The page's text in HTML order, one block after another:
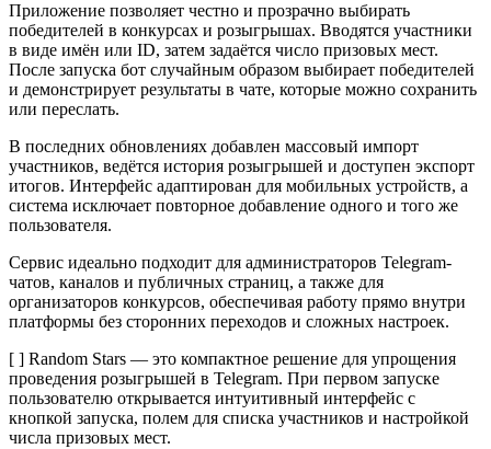
Приложение позволяет честно и прозрачно выбирать
победителей в конкурсах и розыгрышах. Вводятся участники
в виде имён или ID, затем задаётся число призовых мест.
После запуска бот случайным образом выбирает победителей
и демонстрирует результаты в чате, которые можно сохранить
или переслать.
В последних обновлениях добавлен массовый импорт
участников, ведётся история розыгрышей и доступен экспорт
итогов. Интерфейс адаптирован для мобильных устройств, а
система исключает повторное добавление одного и того же
пользователя.
Сервис идеально подходит для администраторов Telegram-
чатов, каналов и публичных страниц, а также для
организаторов конкурсов, обеспечивая работу прямо внутри
платформы без сторонних переходов и сложных настроек.
[ ] Random Stars — это компактное решение для упрощения
проведения розыгрышей в Telegram. При первом запуске
пользователю открывается интуитивный интерфейс с
кнопкой запуска, полем для списка участников и настройкой
числа призовых мест.